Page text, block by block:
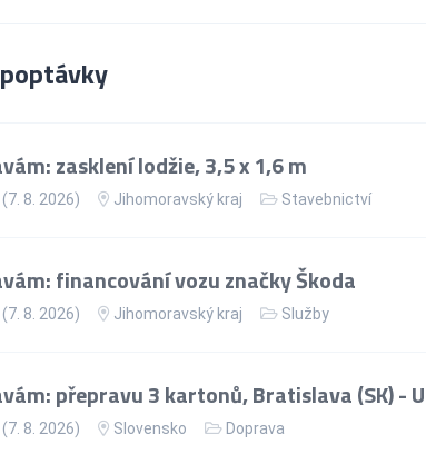
zasklení lodžie, 3,5 x 1,6 m
8. 2026) Jihomoravský kraj Stavebnictví
financování vozu značky Škoda
8. 2026) Jihomoravský kraj Služby
přepravu 3 kartonů, Bratislava (SK) -
8. 2026) Slovensko Doprava